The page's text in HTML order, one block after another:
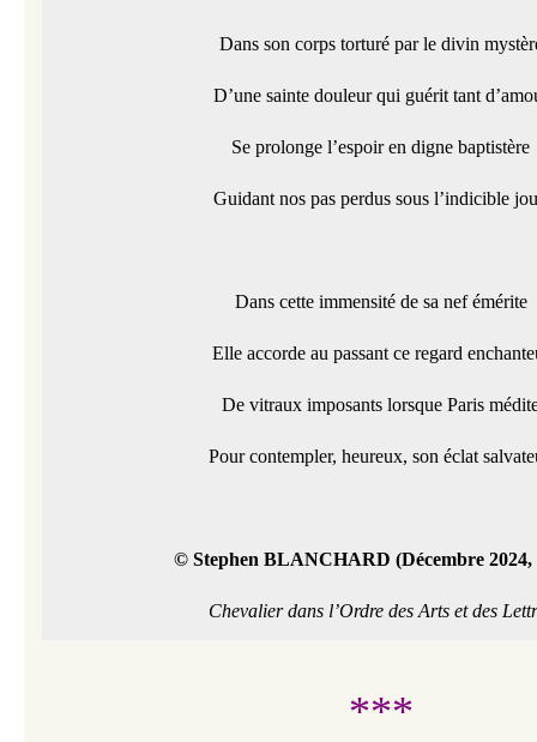
Dans son corps torturé par le divin
D’une sainte douleur qui guérit tant
Se prolonge l’espoir en digne baptistère
Guidant nos pas perdus sous l’indicible
Dans cette immensité de sa nef émérite
Elle accorde au passant ce regard
De vitraux imposants lorsque Paris
Pour contempler, heureux, son éclat
© Stephen BLANCHARD (Décembre
Chevalier dans l’Ordre des Arts et des
***